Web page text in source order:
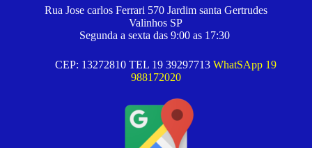
Rua Jose carlos Ferrari 570 Jardim santa Gertrudes
Valinhos SP
Segunda a sexta das 9:00 as 17:30
CEP: 13272810 TEL 19 39297713 WhatSApp 19
988172020